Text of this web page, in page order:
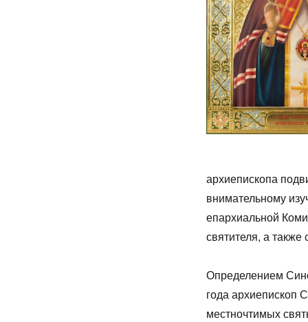
архиепископа
внимательному
епархиальной
святителя, а
Определением
года архиепископ
местночтимых